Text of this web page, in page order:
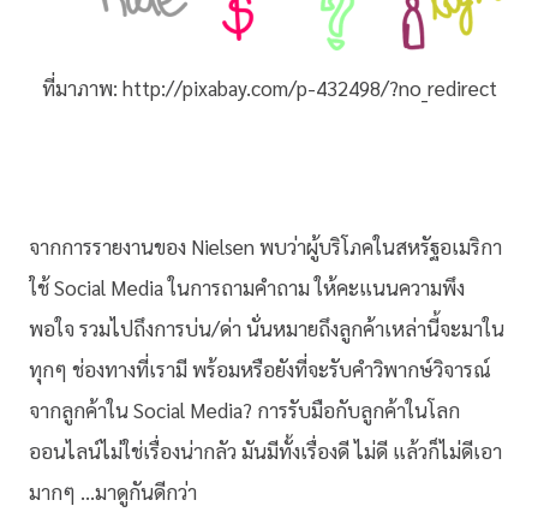
ที่มาภาพ: http://pixabay.com/p-432498/?no_redirect
จากการรายงานของ Nielsen พบว่าผู้บริโภคในสหรัฐอเมริกา
ใช้ Social Media ในการถามคำถาม ให้คะแนนความพึง
พอใจ รวมไปถึงการบ่น/ด่า นั่นหมายถึงลูกค้าเหล่านี้จะมาใน
ทุกๆ ช่องทางที่เรามี พร้อมหรือยังที่จะรับคำวิพากษ์วิจารณ์
จากลูกค้าใน Social Media? การรับมือกับลูกค้าในโลก
ออนไลน์ไม่ใช่เรื่องน่ากลัว มันมีทั้งเรื่องดี ไม่ดี แล้วก็ไม่ดีเอา
มากๆ …มาดูกันดีกว่า